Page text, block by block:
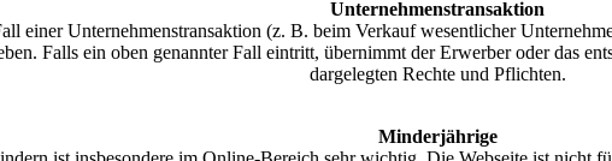
Unternehmenstransaktion
einer Unternehmenstransaktion (z. B. beim Verkauf wesentlicher
Falls ein oben genannter Fall eintritt, übernimmt der Erwerber oder das
dargelegten Rechte und Pflichten.
Minderjährige